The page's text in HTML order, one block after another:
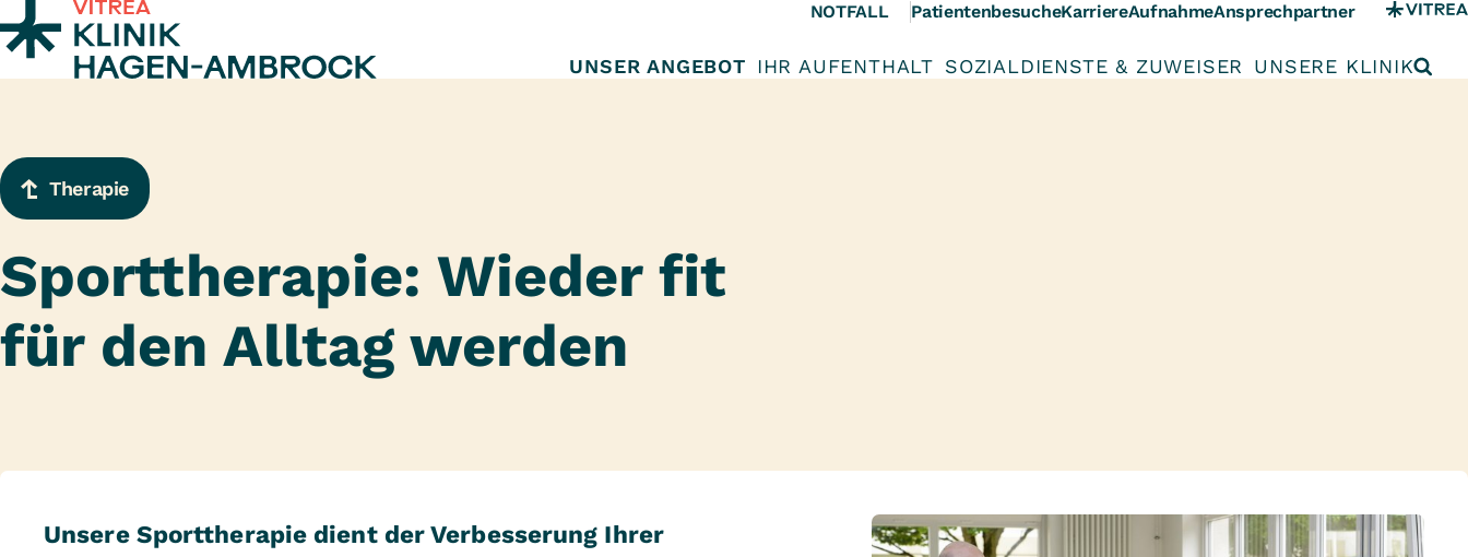
Zum Inhalt springen NOTFALL PatientenbesucheKarriereAufnahmeAnsprechpartner
UNSER ANGEBOT IHR AUFENTHALT SOZIALDIENSTE & ZUWEISER UNSERE KLINIK
Therapie
Sporttherapie: Wieder fit
für den Alltag werden
Unsere Sporttherapie dient der Verbesserung Ihrer